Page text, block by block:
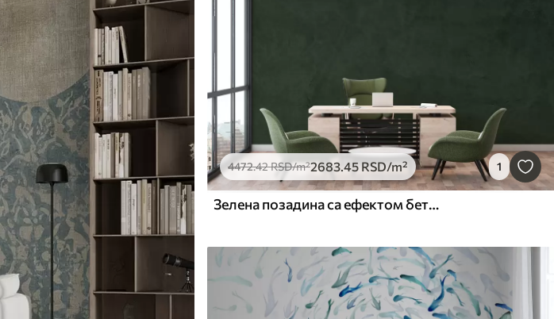
4472.42RSD/m²2683.45 RSD/m² 1
Зелена позадина са ефектом бетонског зида